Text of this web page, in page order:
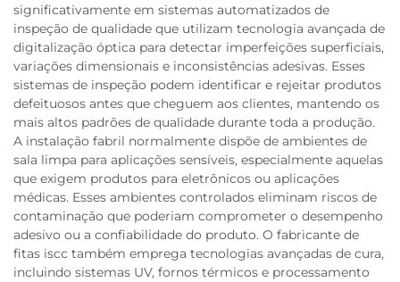
significativamente em sistemas automatizados de
inspeção de qualidade que utilizam tecnologia avançada de
digitalização óptica para detectar imperfeições superficiais,
variações dimensionais e inconsistências adesivas. Esses
sistemas de inspeção podem identificar e rejeitar produtos
defeituosos antes que cheguem aos clientes, mantendo os
mais altos padrões de qualidade durante toda a produção.
A instalação fabril normalmente dispõe de ambientes de
sala limpa para aplicações sensíveis, especialmente aquelas
que exigem produtos para eletrônicos ou aplicações
médicas. Esses ambientes controlados eliminam riscos de
contaminação que poderiam comprometer o desempenho
adesivo ou a confiabilidade do produto. O fabricante de
fitas iscc também emprega tecnologias avançadas de cura,
incluindo sistemas UV, fornos térmicos e processamento